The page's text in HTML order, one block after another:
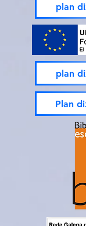
plan
plan
Plan